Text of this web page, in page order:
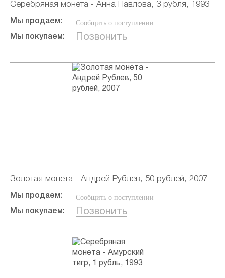
Серебряная монета - Анна Павлова, 3 рубля, 1993
Мы продаем: Сообщить о поступлении
Мы покупаем: Позвонить
Золотая монета - Андрей Рублев, 50 рублей, 2007
Мы продаем: Сообщить о поступлении
Мы покупаем: Позвонить